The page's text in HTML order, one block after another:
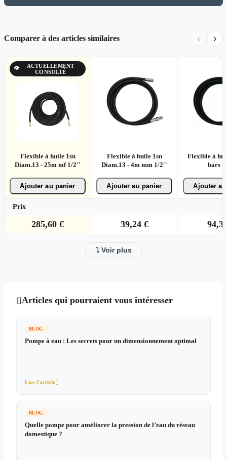
Comparer à des articles similaires ‹ ›
👁
ACTUELLEMENT
CONSULTÉ
Flexible à huile 1sn
Diam.13 - 25m mf 1/2''
Flexible à huile 1sn
Diam.13 - 4m mm 1/2''
Flexible à
bars
Ajouter au panier Ajouter au panier Ajouter
Prix
285,60 € 39,24 €
⤵ Voir plus
Articles qui pourraient vous intéresser
BLOG
Pompe à eau : Les secrets pour un dimensionnement optimal
Lire l'article
BLOG
Quelle pompe pour améliorer la pression de l’eau du réseau
domestique ?